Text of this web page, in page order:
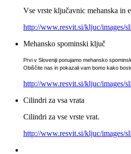
Vse vrste ključavnic mehanska in
http://www.resvit.si/kljuc/images/
Mehansko spominski ključ
Prvi v Sloveniji ponujamo mehansko
Obiščite nas in pokazali vam bomo kako
http://www.resvit.si/kljuc/images/
Cilindri za vsa vrata
Cilindri za vse vrste vrat.
http://www.resvit.si/kljuc/images/